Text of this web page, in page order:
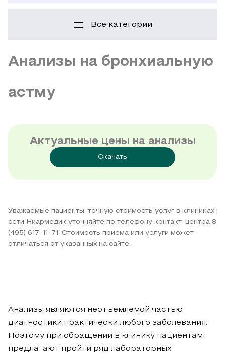
Все категории
Анализы на бронхиальную
астму
Актуальные цены на анализы
Скачать
Уважаемые пациенты, точную стоимость услуг в клиниках
сети Ниармедик уточняйте по телефону контакт-центра 8
(495) 617-11-71. Стоимость приема или услуги может
отличаться от указанных на сайте.
Анализы являются неотъемлемой частью
диагностики практически любого заболевания.
Поэтому при обращении в клинику пациентам
предлагают пройти ряд лабораторных